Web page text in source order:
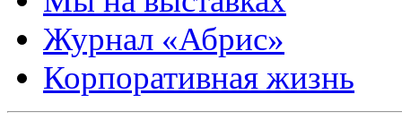
Журнал «Абрис»
Корпоративная жизнь